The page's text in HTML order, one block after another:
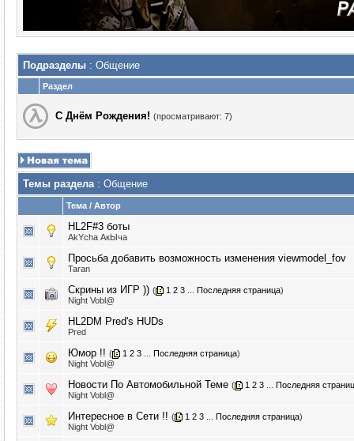
Подразделы : Общение
Раздел
С Днём Рождения! (просматривают: 7)
Темы раздела: Общение
Тема / Автор
HL2F#3 боты
AkYcha АкЫча
Просьба добавить возможность изменения viewmodel_fov
Taran
Скрины из ИГР )) ( 1 2 3 Последняя страница)
Night Vobl@
HL2DM Pred's HUDs
Pred
Юмор !! ( 1 2 3 Последняя страница)
Night Vobl@
Новости По Автомобильной Теме ( 1 2 3
Последняя
Night Vobl@
Интересное в Сети !! ( 1 2 3 Последняя страница)
Night Vobl@